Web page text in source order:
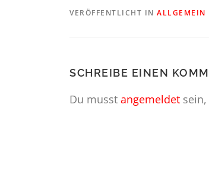
VERÖFFENTLICHT IN ALLGEMEIN
SCHREIBE EINEN
Du musst angemeldet